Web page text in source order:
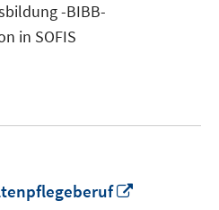
Fenster
öffnen
-BIBB-
in SOFIS